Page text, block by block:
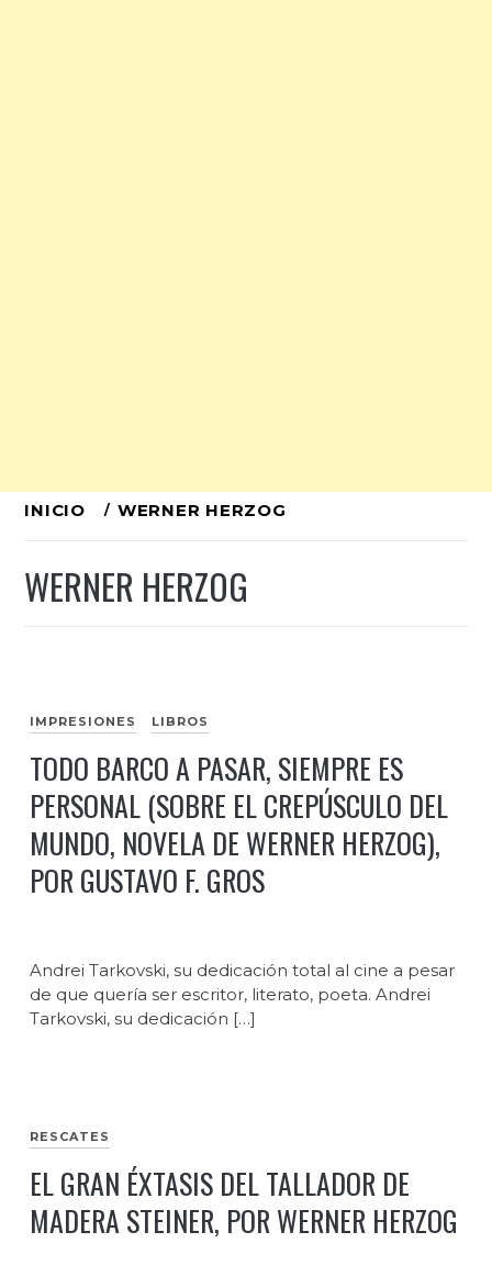
Ir
contenido
INICIO WERNER HERZOG
WERNER HERZOG
IMPRESIONES LIBROS
TODO BARCO A PASAR, SIEMPRE ES
PERSONAL (SOBRE EL CREPÚSCULO DEL
MUNDO, NOVELA DE WERNER HERZOG),
POR GUSTAVO F. GROS
Andrei Tarkovski, su dedicación total al cine a pesar
de que quería ser escritor, literato, poeta. Andrei
Tarkovski, su dedicación […]
RESCATES
EL GRAN ÉXTASIS DEL TALLADOR DE
MADERA STEINER, POR WERNER HERZOG